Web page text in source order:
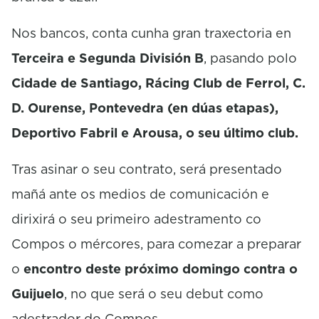
Nos bancos, conta cunha gran traxectoria en
Terceira e Segunda División B, pasando polo
Cidade de Santiago, Rácing Club de Ferrol, C.
D. Ourense, Pontevedra (en dúas etapas),
Deportivo Fabril e Arousa, o seu último club.
Tras asinar o seu contrato, será presentado
mañá ante os medios de comunicación e
dirixirá o seu primeiro adestramento co
Compos o mércores, para comezar a preparar
o encontro deste próximo domingo contra o
Guijuelo, no que será o seu debut como